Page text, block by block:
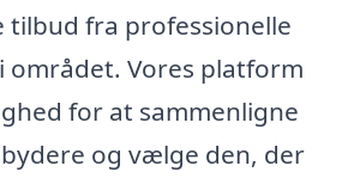
fra professionelle
Vores platform
for at sammenligne
og vælge den, der